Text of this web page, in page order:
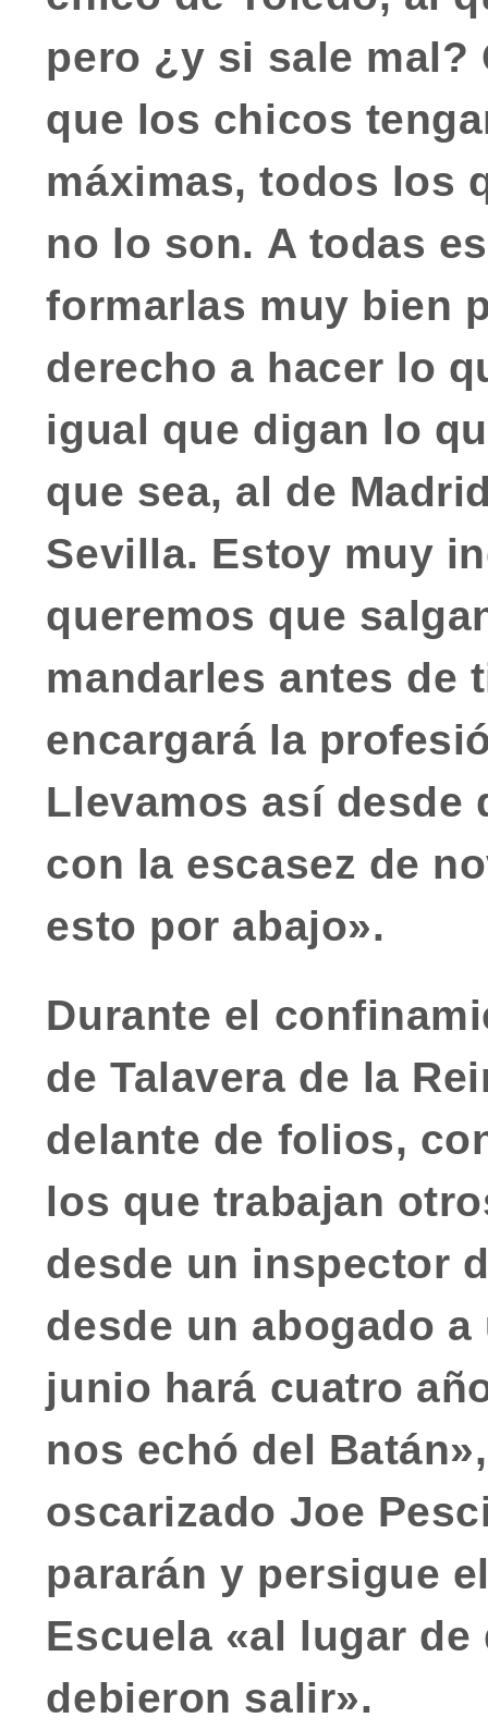
pero ¿y si sale mal?
que los chicos
máximas, todos los
no lo son. A todas
formarlas muy bien
derecho a hacer lo
igual que digan lo
que sea, al de
Sevilla. Estoy muy
queremos que
mandarles antes de
encargará la
Llevamos así desde
con la escasez de
esto por abajo».
Durante el
de Talavera de la
delante de folios,
los que trabajan
desde un inspector
desde un abogado
junio hará cuatro
nos echó del
oscarizado Joe
pararán y persigue
Escuela «al lugar
debieron salir».